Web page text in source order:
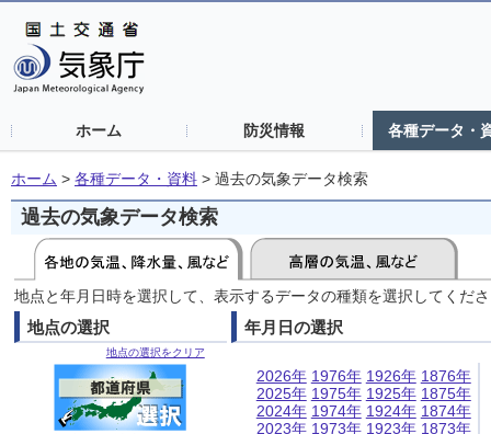
ホーム 防災情報 各種データ・
ホーム > 各種データ・資料 > 過去の気象データ検索
過去の気象データ検索
地点と年月日時を選択して、表示するデータの種類を選択してくだ
地点の選択
地点の選択をクリア
年月日の選択
2026年
2025年
2024年
2023年
1976年
1975年
1974年
1973年
1926年
1925年
1924年
1923年
1876年
1875年
1874年
1873年